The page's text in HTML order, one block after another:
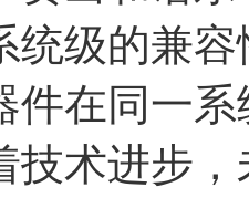
统级的兼
件在同一
技术进步